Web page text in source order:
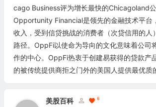
cago Business评为增长最快的Chicagoland公
Opportunity Financial是领先的金融技术平台
收入，受到信贷挑战的消费者（次贷信用的人
路径。OppFi以使命为导向的文化意味着公司
作的中心。OppFi热衷于创建易获得的贷款产
的被传统提供商拒之门外的美国人提供最优质
美股百科 6